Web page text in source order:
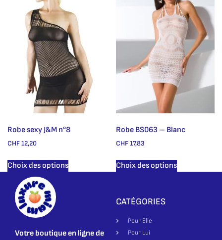
Robe sexy J&M n°8
CHF12,20
Choix des options
Robe BS063 – Blanc
CHF17,83
Choix des options
Votre boutique en ligne de
CATÉGORIES
Pour Elle
Pour Lui